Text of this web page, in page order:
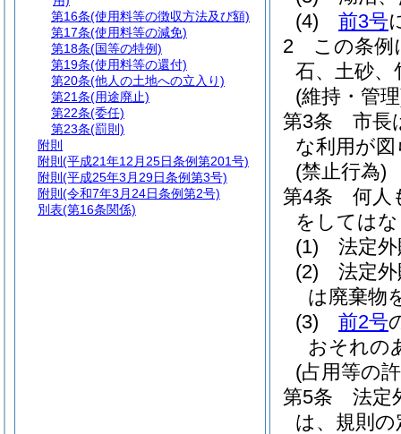
(4)
前3号
2
この条例
石、土砂
(維持・管
第3条
市長
な利用が
(禁止行為)
第4条
何人
をしては
(1)
法定
(2)
法定
は廃棄物
(3)
前2号
おそれの
(占用等の
第5条
法定
は、規則
第16条(使用料等の徴収方法及び額)
第17条(使用料等の減免)
第18条(国等の特例)
第19条(使用料等の還付)
第20条(他人の土地への立入り)
第21条(用途廃止)
第22条(委任)
第23条(罰則)
附則
附則 (平成21年12月25日条例第201号)
附則 (平成25年3月29日条例第3号)
附則 (令和7年3月24日条例第2号)
別表(第16条関係)